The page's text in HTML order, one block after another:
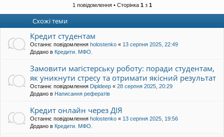
1 повідомлення • Сторінка 1з 1
Схожі теми
Кредит студентам
Останнє повідомлення holostenko « 13 серпня 2025, 22:49
Додано в Кредити. МФО.
Замовити магістерську роботу: поради студентам,
як уникнути стресу та отримати якісний результат
Останнє повідомлення Dipldeep « 28 серпня 2025, 20:29
Додано в Написання рефератів
Кредит онлайн через ДІЯ
Останнє повідомлення holostenko « 13 серпня 2025, 19:56
Додано в Кредити. МФО.